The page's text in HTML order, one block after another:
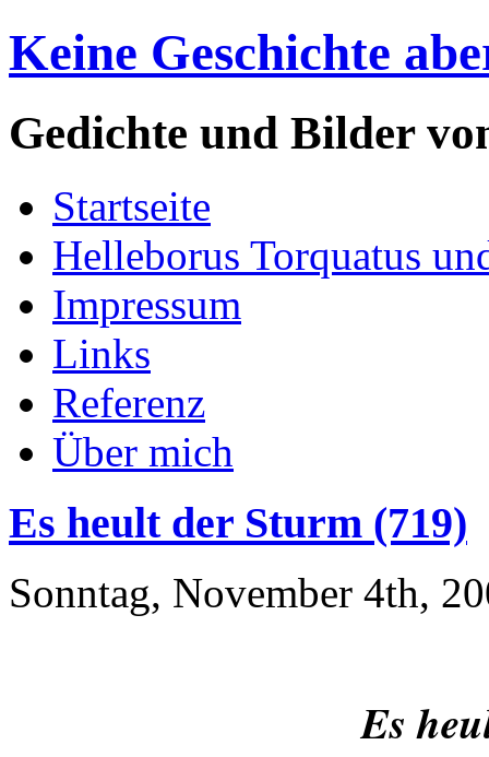
Keine Geschichte
Gedichte und Bilder
Startseite
Helleborus Torquatus
Impressum
Links
Referenz
Über mich
Es heult der Sturm (719)
Sonntag, November 4th,
Es